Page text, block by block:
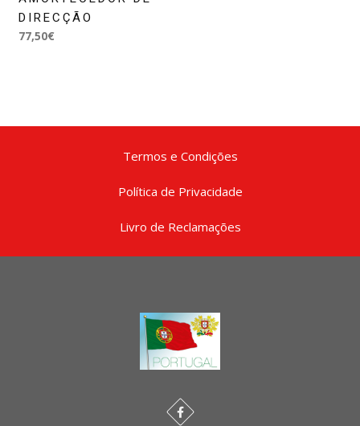
DIRECÇÃO
77,50€
Termos e Condições
Política de Privacidade
Livro de Reclamações